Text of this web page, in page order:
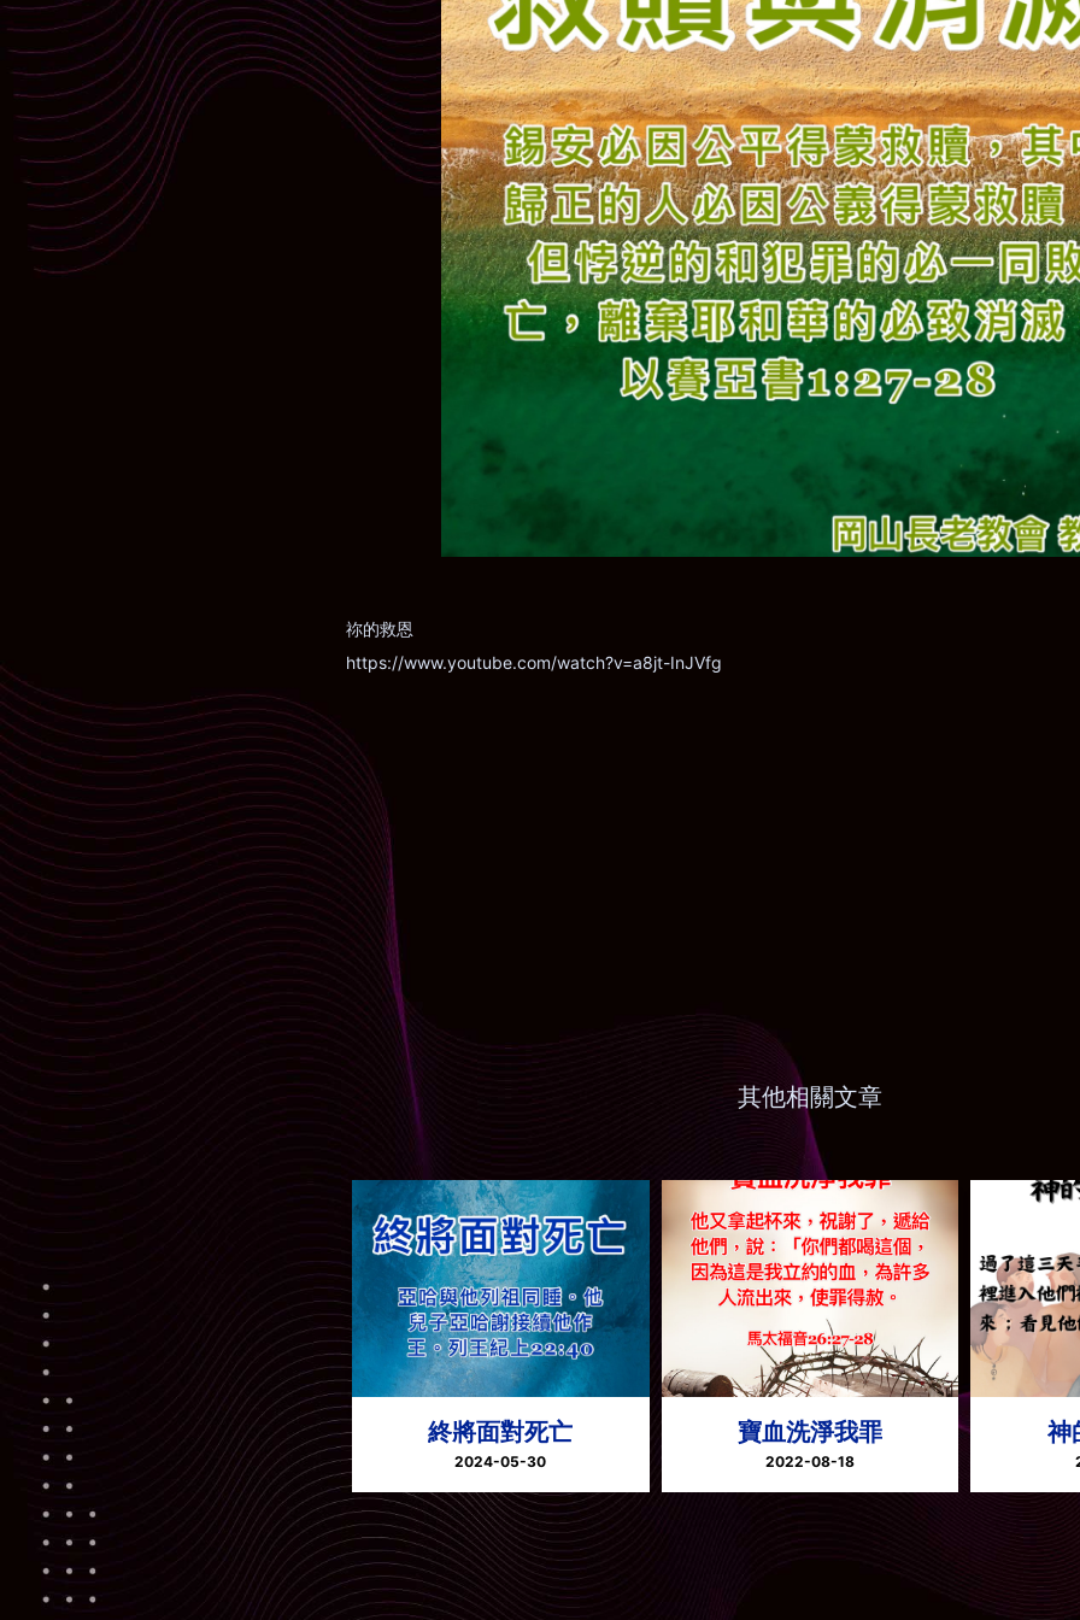
祢的救恩
https://www.youtube.com/watch?v=a8jt-InJVfg
其他相關文章
終將面對死亡
2024-05-30
寶血洗淨我罪
2022-08-18
神